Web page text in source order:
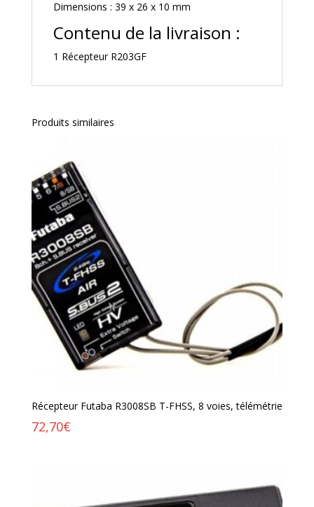
Dimensions : 39 x 26 x 10 mm
Contenu de la livraison :
1 Récepteur R203GF
Produits similaires
Récepteur Futaba R3008SB T-FHSS, 8 voies, télémétrie
72,70€